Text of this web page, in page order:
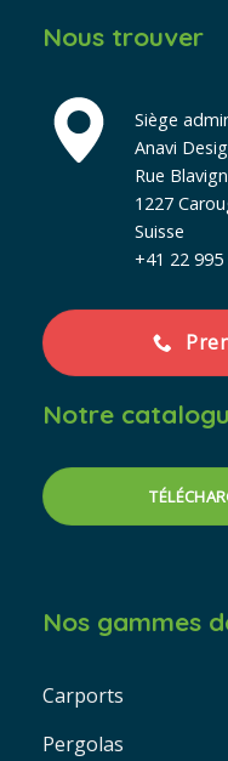
Nous trouver
Siège
Anavi
Rue
1227
Suisse
+41 22 995
Notre
Nos gammes
Carports
Pergolas